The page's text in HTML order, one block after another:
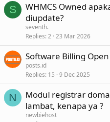
S
WHMCS Owned
diupdate?
seventh.
Replies 2 23 Mar 2026
Software Billing
posts.id
Replies 15 9 Dec 2025
N
Modul registrar
lambat, kenapa ya ?
newbiehost